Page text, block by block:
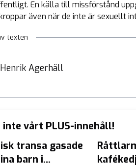
En källa till missförstånd
även när de inte är sexuellt
texten
Henrik Agerhäll
inte vårt PLUS-innehåll!
transa gasade
barn i